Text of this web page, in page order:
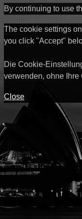
By continuing to use
The cookie settings
you click "Accept"
Die Cookie-
verwenden, ohne
Close